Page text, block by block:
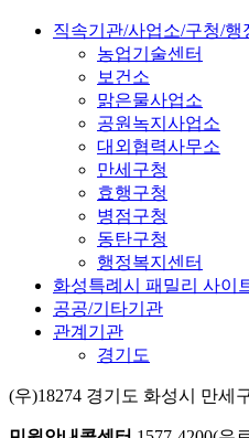
직속기관/사업소/구청/행
농업기술센터
보건소
맑은물사업소
공원녹지사업소
대외협력사무소
만세구청
효행구청
병점구청
동탄구청
행정복지센터
화성특례시 패밀리 사이
공공/기타기관
관계기관
경기도
(우)18274 경기도 화성시 만세